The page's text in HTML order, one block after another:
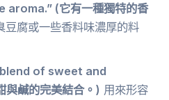
aroma.” (它有一種獨特的香
豆腐或一些香料味濃厚的料
of sweet and
鹹的完美結合。) 用來形容